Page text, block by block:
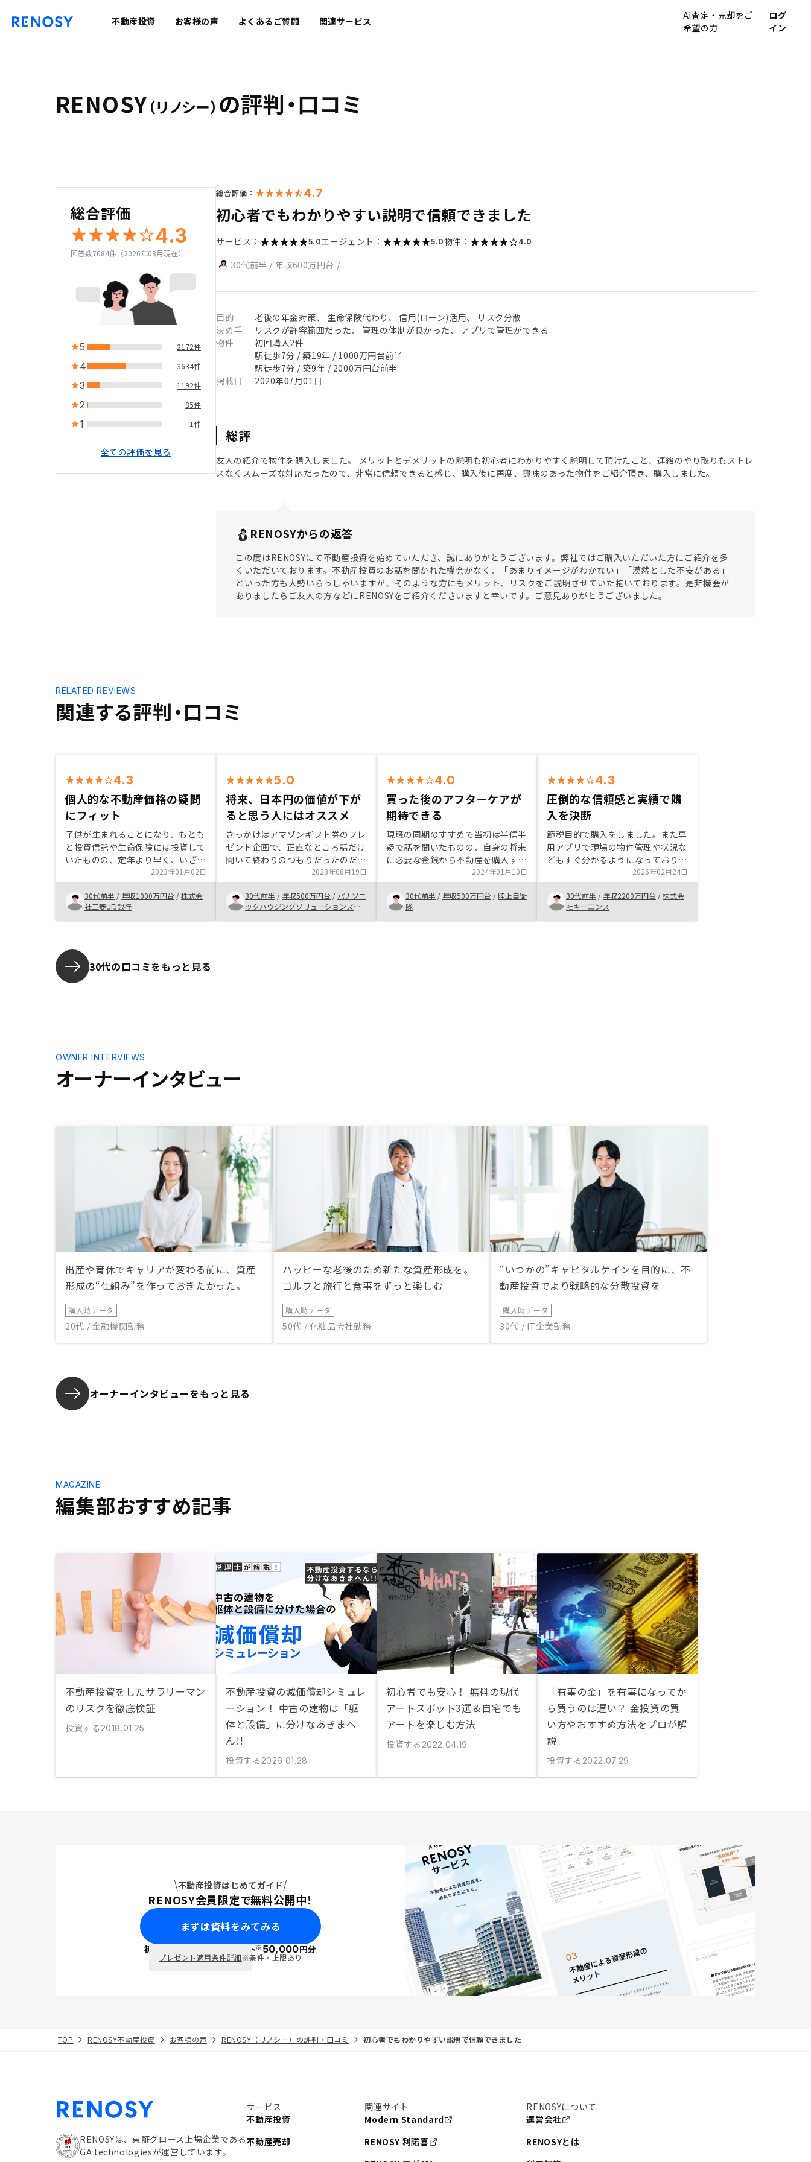
不動産投資 お客様の声 よくあるご質問 関連サービス
AI査定・売却をご
希望の方
ログ
イン
RENOSY（リノシー） の評判・口コミ
総合評価
4.3
回答数7084件（2026年08月現在）
5 2172件
4 3634件
3 1192件
2 85件
1 1件
全ての評価を見る
総合評価： 4.7
初心者でもわかりやすい説明で信頼できました
サービス： 5.0エージェント： 5.0物件： 4.0
30代前半 / 年収600万円台 /
目的
老後の年金対策、 生命保険代わり、 信用(ローン)活用、 リスク分散
決め手
リスクが許容範囲だった、 管理の体制が良かった、 アプリで管理ができる
物件
初回購入2件
駅徒歩7分 / 築19年 / 1000万円台前半
駅徒歩7分 / 築9年 / 2000万円台前半
掲載日
2020年07月01日
総評
友人の紹介で物件を購入しました。 メリットとデメリットの説明も初心者にわかりやすく説明して頂けたこと、連絡のやり取りもストレ
スなくスムーズな対応だったので、非常に信頼できると感じ、購入後に再度、興味のあった物件をご紹介頂き、購入しました。
RENOSYからの返答
この度はRENOSYにて不動産投資を始めていただき、誠にありがとうございます。弊社ではご購入いただいた方にご紹介を多
くいただいております。不動産投資のお話を聞かれた機会がなく、「あまりイメージがわかない」「漠然とした不安がある」
といった方も大勢いらっしゃいますが、そのような方にもメリット、リスクをご説明させていた抱いております。是非機会が
ありましたらご友人の方などにRENOSYをご紹介くださいますと幸いです。ご意見ありがとうございました。
関連する評判・口コミ
RELATED REVIEWS
4.3
個人的な不動産価格の疑問
にフィット
子供が生まれることになり、もとも
と投資信託や生命保険には投資して
いたものの、定年より早く、いざと
いう際に現金化しても良いと思える
投資先を検討していました。 また
自宅購入を考えている中で常々思っ
ていた新築の割高感と価格帯の落ち
着いたところの不動産を投資対象と
め、ここでの投資に乗り出しまし
た。 銘柄の豊富さと担当のくどく
ない熱心な情報提供は非常に好感が
持てたため再度購入に行き着きまし
2023年01月02日
30代前半 / 年収1000万円台 /株式会
社三菱UFJ銀行
5.0
将来、日本円の価値が下が
ると思う人にはオススメ
きっかけはアマゾンギフト券のプレ
ゼント企画で、正直なところ話だけ
聞いて終わりのつもりだったのだ
が、よくよく内容を吟味し考えてみ
ると不動産投資の利点とRENOSYさ
んを利用することによる利益が魅力
的に感じられ、結果成約に至った。
個人的に気に入った考え方も知るこ
2023年08月19日
30代前半 / 年収500万円台 / パナソニ
ックハウジングソリューションズ株
4.0
買った後のアフターケアが
期待できる
現職の同期のすすめで当初は半信半
疑で話を聞いたものの、自身の将来
に必要な金銭から不動産を購入する
メリット、デメリットについて、す
べて質問に応えてくれたことと、最
も不安となる家賃収入が途絶えた際
の対処等のアフターケアが有ること
を確認できたため、購入しました
2024年01月10日
30代前半 / 年収500万円台 / 陸上自衛
隊
4.3
圧倒的な信頼感と実績で購
入を決断
節税目的で購入をしました。また専
用アプリで現場の物件管理や状況な
どもすぐ分かるようになっており、
非常に安心感があります。不動産購
入だけでなく、目的に対してサポー
トをしてくださったり、税理士の紹
介まで手厚くフォローしていただけ
るのでありがたいです。
2026年02月24日
30代前半 / 年収2200万円台 /株式会
社キーエンス
30代の口コミをもっと見る
オーナーインタビュー
OWNER INTERVIEWS
出産や育休でキャリアが変わる前に、資産
形成の“仕組み”を作っておきたかった。
購入時データ
20代 / 金融機関勤務
ハッピーな老後のため新たな資産形成を。
ゴルフと旅行と食事をずっと楽しむ
購入時データ
50代 / 化粧品会社勤務
“いつかの”キャピタルゲインを目的に、不
動産投資でより戦略的な分散投資を
購入時データ
30代 / IT企業勤務
オーナーインタビューをもっと見る
編集部おすすめ記事
MAGAZINE
不動産投資をしたサラリーマン
のリスクを徹底検証
投資する 2018.01.25
不動産投資の減価償却シミュレ
ーション！ 中古の建物は「躯
体と設備」に分けなあきまへ
ん!!
投資する 2026.01.28
初心者でも安心！ 無料の現代
アートスポット3選＆自宅でも
アートを楽しむ方法
投資する 2022.04.19
「有事の金」を有事になってか
ら買うのは遅い？ 金投資の買
い方やおすすめ方法をプロが解
説
投資する 2022.07.29
不動産投資はじめてガイド
RENOSY会員限定で無料公開中！
まずは資料をみてみる
初回面談で ポイント※50,000円分
プレゼント適用条件詳細※条件・上限あり
TOP RENOSY不動産投資 お客様の声 RENOSY（リノシー）の評判・口コミ 初心者でもわかりやすい説明で信頼できました
RENOSYは、東証グロース上場企業である
GA technologiesが運営しています。
サービス
不動産投資
不動産売却
関連サイト
Modern Standard
RENOSY 利諾喜
RENOSYについて
運営会社
RENOSYとは